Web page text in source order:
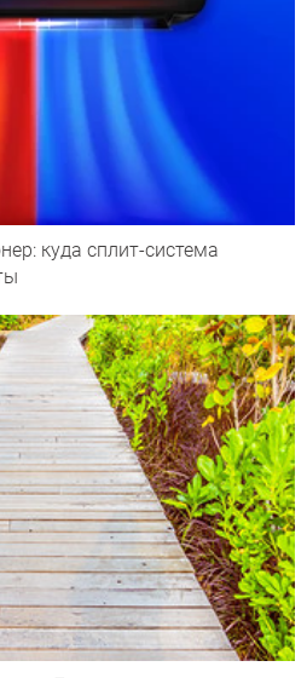
куда сплит-система